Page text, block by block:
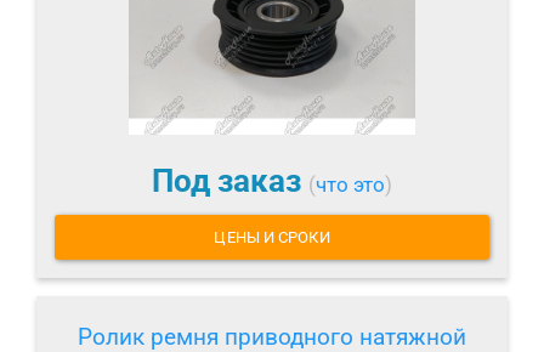
Под заказ (что это)
ЦЕНЫ И СРОКИ
Ролик ремня приводного натяжной